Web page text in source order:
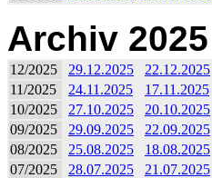
Archiv 2025
12/2025 29.12.2025 22.12.2025
11/2025
24.11.2025 17.11.2025
10/2025
27.10.2025 20.10.2025
09/2025
29.09.2025 22.09.2025
08/2025
25.08.2025 18.08.2025
07/2025
28.07.2025 21.07.2025